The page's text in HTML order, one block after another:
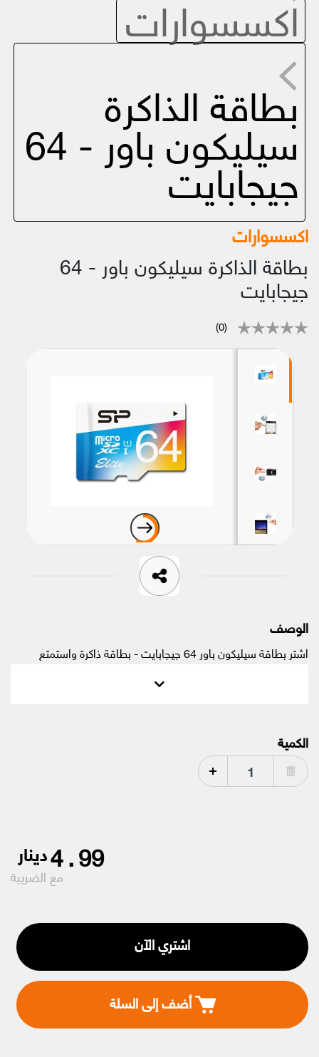
اكسسوارات
بطاقة الذاكرة
سيليكون باور - 64
جيجابايت
اكسسوارات
بطاقة الذاكرة سيليكون باور - 64
جيجابايت
(0)
الوصف
اشتر بطاقة سيليكون باور 64 جيجابايت - بطاقة ذاكرة واستمتع
الكمية
دينار4.99 مع الضريبة
أضف إلى السلة
اشتري الآن